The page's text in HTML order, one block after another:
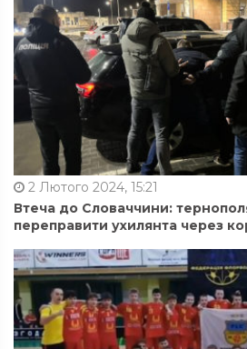
2 Лютого 2024, 15:21
Втеча до Словаччини:
переправити ухилянта через